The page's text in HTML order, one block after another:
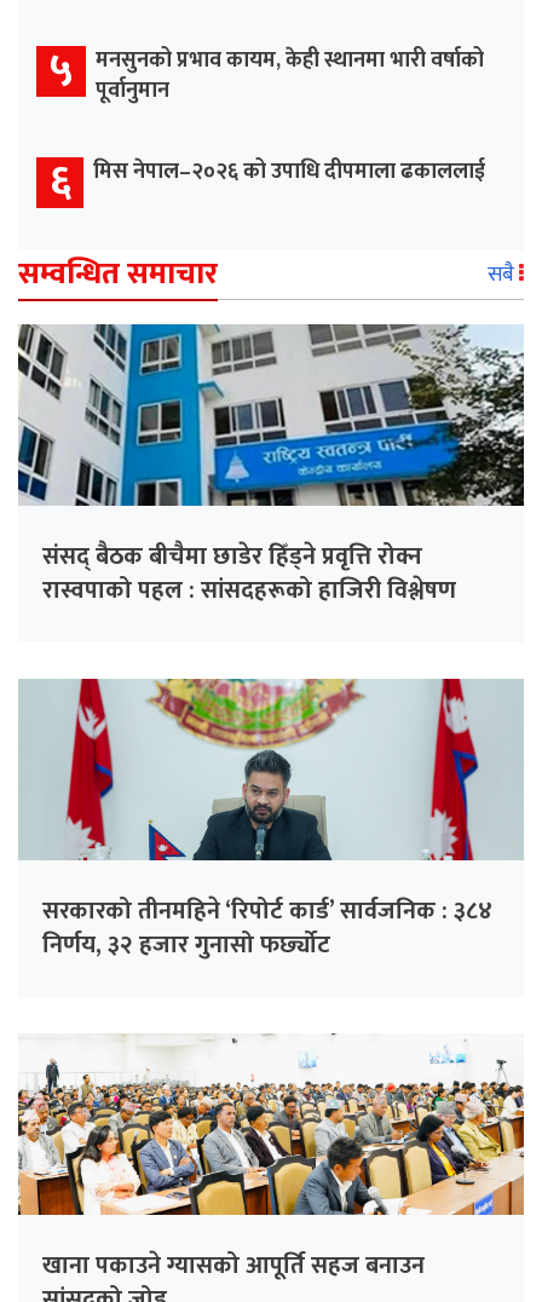
५
मनसुनको प्रभाव कायम, केही स्थानमा भारी वर्षाको
पूर्वानुमान
६ मिस नेपाल–२०२६ को उपाधि दीपमाला ढकाललाई
सम्वन्धित समाचार सबै
संसद् बैठक बीचैमा छाडेर हिँड्ने प्रवृत्ति रोक्न
रास्वपाको पहल : सांसदहरूको हाजिरी विश्लेषण
सरकारको तीनमहिने ‘रिपोर्ट कार्ड’ सार्वजनिक : ३८४
निर्णय, ३२ हजार गुनासो फर्छ्योट
खाना पकाउने ग्यासको आपूर्ति सहज बनाउन